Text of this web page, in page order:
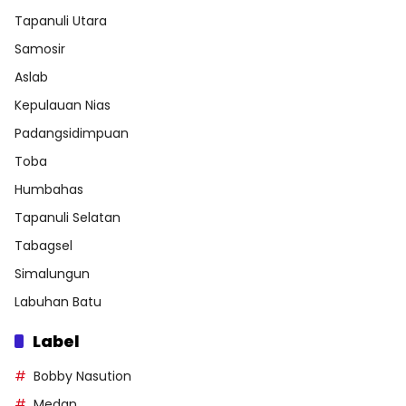
Tapanuli Utara
Samosir
Aslab
Kepulauan Nias
Padangsidimpuan
Toba
Humbahas
Tapanuli Selatan
Tabagsel
Simalungun
Labuhan Batu
Label
Bobby Nasution